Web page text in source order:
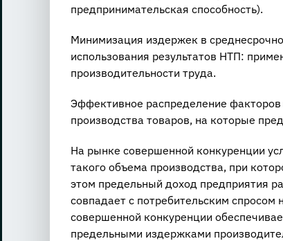
предпринимательская способность).
Минимизация издержек в
использования результатов НТП:
производительности труда.
Эффективное распределение
производства товаров, на которые
На рынке совершенной конкуренции
такого объема производства, при
этом предельный доход предприятия
совпадает с потребительским
совершенной конкуренции
предельными издержками